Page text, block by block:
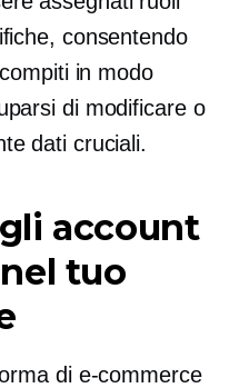
consentendo
in modo
di modificare o
dati cruciali.
account
tuo
di e-commerce